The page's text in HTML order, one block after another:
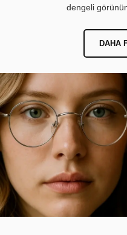
dengeli
DAHA